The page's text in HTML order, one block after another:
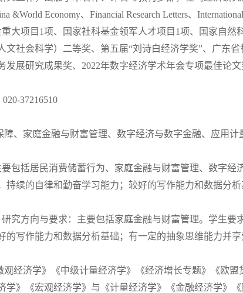
&World Economy、Financial Research Letters、
大项目1项、国家社科基金领军人才项目1项、国家自
文社会科学）二等奖、第五届“刘诗白经济学奖”、广东
展研究成果奖、2022年数字经济学术年会专项最佳论
37216510
、家庭金融与财富管理、数字经济与数字金融、应用计
包括居民消费储蓄行为、家庭金融与财富管理、数字经
持续的自律和勤奋学习能力；较好的写作能力和数据分
究方向与要求：主要包括家庭金融与财富管理。学生
写作能力和数据分析基础；有一定的抽象思维能力并享
经济学》《中级计量经济学》《经济增长专题》《欧
学》《宏观经济学》与《计量经济学》《金融经济学》